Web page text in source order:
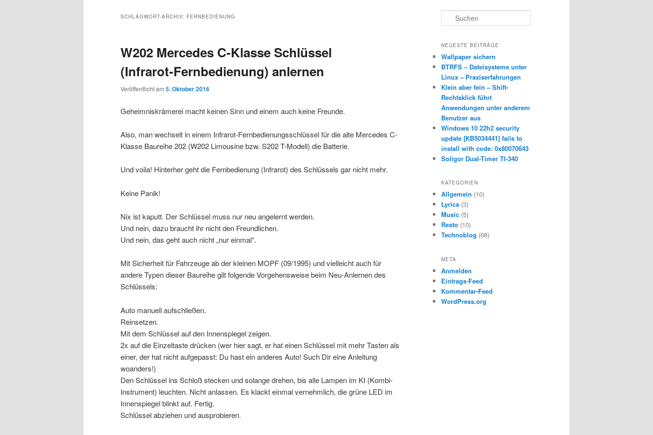
SCHLAGWORT-ARCHIV: FERNBEDIENUNG
W202 Mercedes C-Klasse Schlüssel
(Infrarot-Fernbedienung) anlernen
Veröffentlicht am 5. Oktober 2016
Geheimniskrämerei macht keinen Sinn und einem auch keine Freunde.
Also, man wechselt in einem Infrarot-Fernbedienungsschlüssel für die alte Mercedes C-
Klasse Baureihe 202 (W202 Limousine bzw. S202 T-Modell) die Batterie.
Und voila! Hinterher geht die Fernbedienung (Infrarot) des Schlüssels gar nicht mehr.
Keine Panik!
Nix ist kaputt. Der Schlüssel muss nur neu angelernt werden.
Und nein, dazu braucht ihr nicht den Freundlichen.
Und nein, das geht auch nicht „nur einmal“.
Mit Sicherheit für Fahrzeuge ab der kleinen MOPF (09/1995) und vielleicht auch für
andere Typen dieser Baureihe gilt folgende Vorgehensweise beim Neu-Anlernen des
Schlüssels:
Auto manuell aufschließen.
Reinsetzen.
Mit dem Schlüssel auf den Innenspiegel zeigen.
2x auf die Einzeltaste drücken (wer hier sagt, er hat einen Schlüssel mit mehr Tasten als
einer, der hat nicht aufgepasst: Du hast ein anderes Auto! Such Dir eine Anleitung
woanders!)
Den Schlüssel ins Schloß stecken und solange drehen, bis alle Lampen im KI (Kombi-
Instrument) leuchten. Nicht anlassen. Es klackt einmal vernehmlich, die grüne LED im
Innenspiegel blinkt auf. Fertig.
Schlüssel abziehen und ausprobieren.
u
h
n
NEUESTE BEITRÄGE
Wallpaper sichern
BTRFS – Dateisysteme unter
Linux – Praxiserfahrungen
Klein aber fein – Shift-
Rechtsklick führt
Anwendungen unter anderem
Benutzer aus
Windows 10 22h2 security
update [KB5034441] fails to
install with code: 0x80070643
Soligor Dual-Timer TI-340
KATEGORIEN
Allgemein (10)
Lyrics (3)
Music (5)
Resto (10)
Technoblog (68)
META
Anmelden
Eintrags-Feed
Kommentar-Feed
WordPress.org